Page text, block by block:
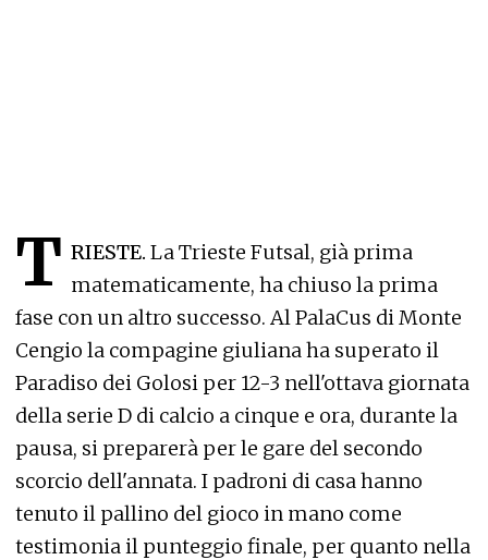
T RIESTE. La Trieste Futsal, già prima
matematicamente, ha chiuso la prima
fase con un altro successo. Al PalaCus di Monte
Cengio la compagine giuliana ha superato il
Paradiso dei Golosi per 12-3 nell'ottava giornata
della serie D di calcio a cinque e ora, durante la
pausa, si preparerà per le gare del secondo
scorcio dell'annata. I padroni di casa hanno
tenuto il pallino del gioco in mano come
testimonia il punteggio finale, per quanto nella